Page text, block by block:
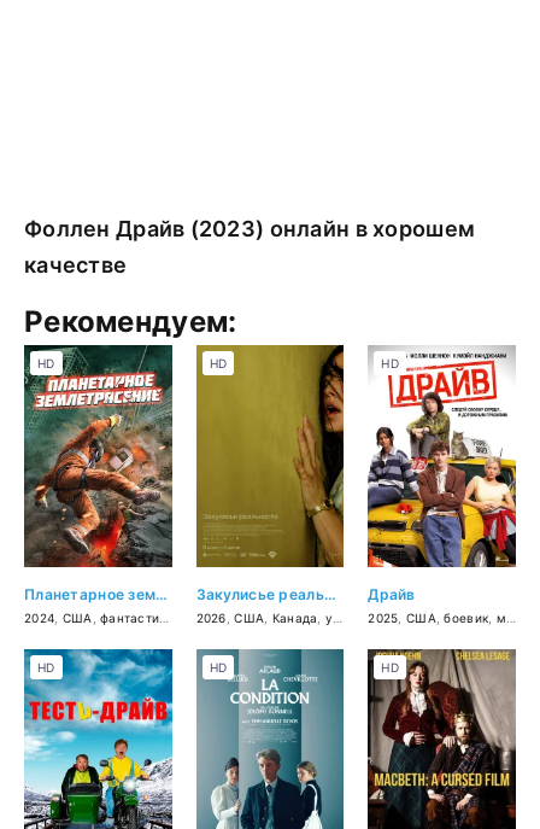
Фоллен Драйв (2023) онлайн в хорошем
качестве
Рекомендуем:
Планетарное землетрясение
2024 США ,фантастика приключения
HD
Закулисье реальности
2026 ,США Канада ужасы
HD
Драйв
2025 США ,боевик мелодрама
HD
HD HD HD